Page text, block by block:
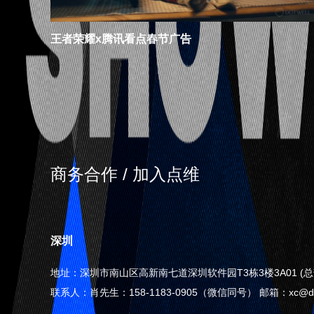
王者荣耀x腾讯看点春节广告
商务合作 / 加入点维
深圳
地址：深圳市南山区高新南七道深圳软件园T3栋3楼3A01 (
联系人：肖先生：158-1183-0905（微信同号） 邮箱：